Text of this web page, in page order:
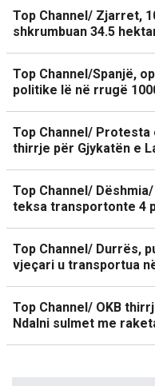
Top Channel/ Zjarret,
shkrumbuan 34.5
Top Channel/Spanjë,
politike lë në rrugë
Top Channel/
thirrje për Gjykatën e
Top Channel/
teksa transportonte 4
Top Channel/ Durrës,
vjeçari u transportua
Top Channel/ OKB
Ndalni sulmet me